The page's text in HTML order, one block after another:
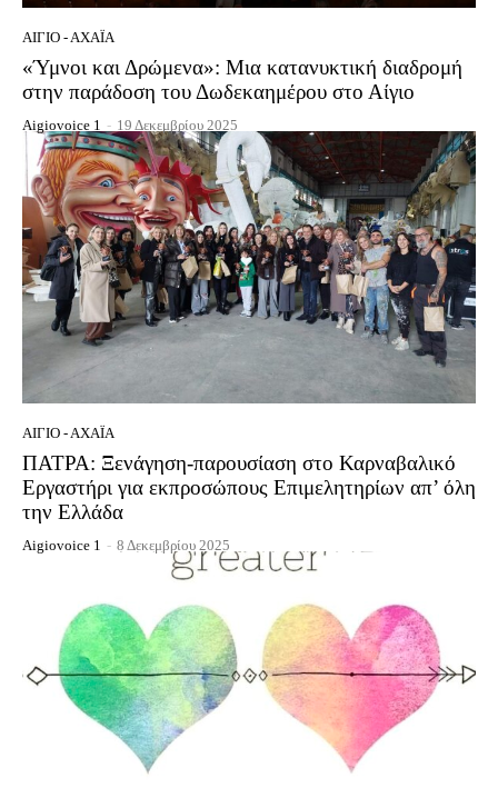
ΑΊΓΙΟ - ΑΧΑΪ́Α
«Ύμνοι και Δρώμενα»: Μια κατανυκτική διαδρομή
στην παράδοση του Δωδεκαημέρου στο Αίγιο
Aigiovoice 1 - 19 Δεκεμβρίου 2025
ΑΊΓΙΟ - ΑΧΑΪ́Α
ΠΑΤΡΑ: Ξενάγηση-παρουσίαση στο Καρναβαλικό
Εργαστήρι για εκπροσώπους Επιμελητηρίων απ’ όλη
την Ελλάδα
Aigiovoice 1 - 8 Δεκεμβρίου 2025